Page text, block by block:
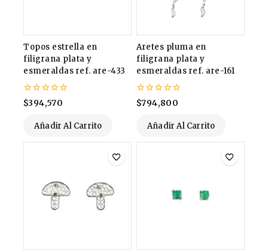
Topos estrella en
filigrana plata y
esmeraldas ref. are-433
0
de
$394,570
Añadir Al Carrito
Aretes pluma en
filigrana plata y
esmeraldas ref. are-161
0
de
$794,800
Añadir Al Carrito